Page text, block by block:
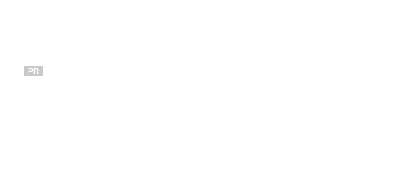
PR